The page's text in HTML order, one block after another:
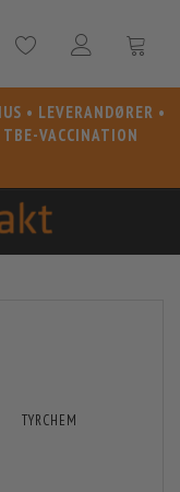
• LEVERANDØRER •
VACCINATION
TYRCHEM